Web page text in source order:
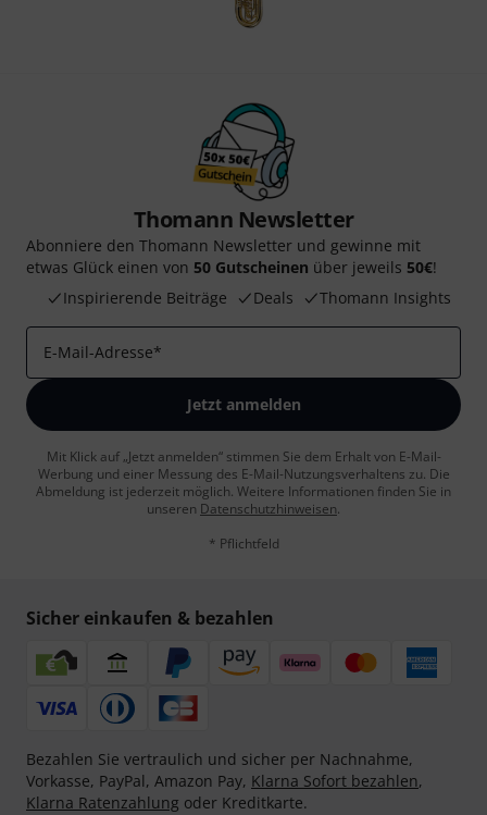
Thomann Newsletter
Abonniere den Thomann Newsletter und gewinne mit
etwas Glück einen von 50 Gutscheinen über jeweils 50€!
Inspirierende Beiträge
Deals Thomann Insights
E-Mail-Adresse*
Jetzt anmelden
Mit Klick auf „Jetzt anmelden“ stimmen Sie dem Erhalt von E-Mail-
Werbung und einer Messung des E-Mail-Nutzungsverhaltens zu. Die
Abmeldung ist jederzeit möglich. Weitere Informationen finden Sie in
unseren Datenschutzhinweisen.
* Pflichtfeld
Sicher einkaufen & bezahlen
Bezahlen Sie vertraulich und sicher per Nachnahme,
Vorkasse, PayPal, Amazon Pay, Klarna Sofort bezahlen,
Klarna Ratenzahlung oder Kreditkarte.